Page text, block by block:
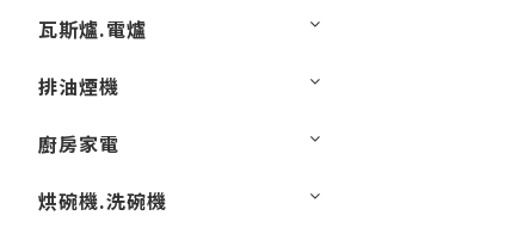
瓦斯爐.電爐
排油煙機
廚房家電
烘碗機.洗碗機